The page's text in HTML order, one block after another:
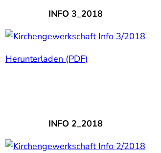
INFO 3_2018
Herunterladen (PDF)
INFO 2_2018